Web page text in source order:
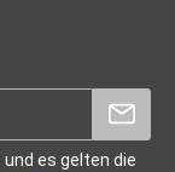
es gelten die